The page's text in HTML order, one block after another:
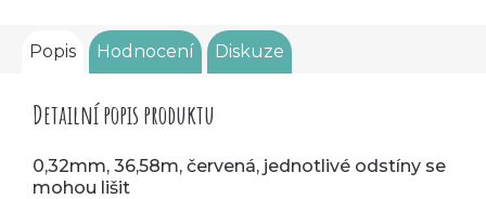
Popis Hodnocení Diskuze
Detailní popis produktu
0,32mm, 36,58m, červená, jednotlivé odstíny se
mohou lišit